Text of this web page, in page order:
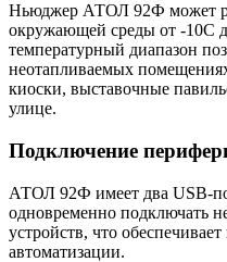
Ньюджер АТОЛ 92Ф может
окружающей среды от -10С
температурный диапазон
неотапливаемых
киоски, выставочные
улице.
Подключение
АТОЛ 92Ф имеет два USB-
одновременно подключать
устройств, что
автоматизации.